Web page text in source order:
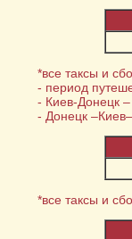
*все таксы и
- период
- Киев-Донецк –
- Донецк
*все таксы и